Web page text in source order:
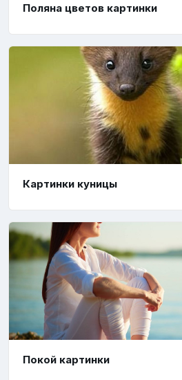
Поляна цветов картинки
Картинки куницы
Покой картинки